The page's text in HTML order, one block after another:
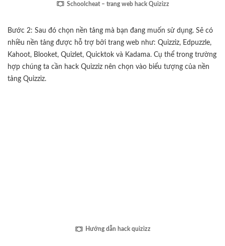
Schoolcheat – trang web hack Quizizz
Bước 2: Sau đó chọn nền tảng mà bạn đang muốn sử dụng. Sẽ có
nhiều nền tảng được hỗ trợ bởi trang web như: Quizziz, Edpuzzle,
Kahoot, Blooket, Quizlet, Quicktok và Kadama. Cụ thể trong trường
hợp chúng ta cần hack Quizziz nên chọn vào biểu tượng của nền
tảng Quizziz.
Hướng dẫn hack quizizz